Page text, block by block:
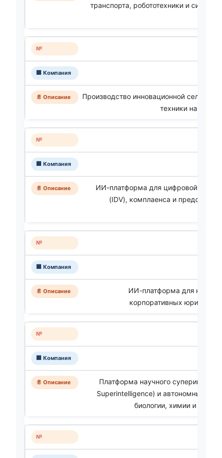
транспорта, робототехники и систем
Производство инновационной
техники на базе
ИИ-платформа для цифровой
(IDV), комплаенса и
ИИ-платформа для
корпоративных юристов и
Платформа научного
Superintelligence) и автономных
биологии, химии и